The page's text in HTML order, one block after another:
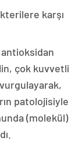
karşı
çok kuvvetli
patolojisiyle
(molekül)